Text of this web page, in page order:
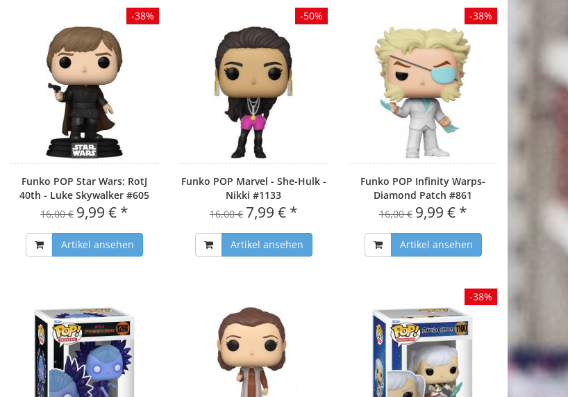
Funko POP Star Wars: RotJ
40th - Luke Skywalker #605
16,00 € 9,99 € *
Artikel ansehen
-38%
Funko POP Marvel - She-Hulk -
Nikki #1133
16,00 € 7,99 € *
Artikel ansehen
-50%
Funko POP Infinity Warps-
Diamond Patch #861
16,00 € 9,99 € *
Artikel ansehen
-38%
-38%